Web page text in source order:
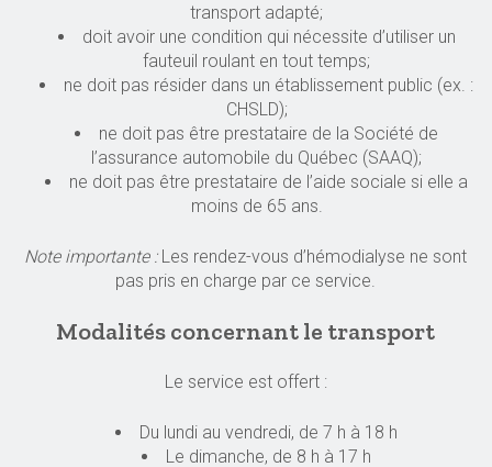
transport adapté;
doit avoir une condition qui nécessite d’utiliser un
fauteuil roulant en tout temps;
ne doit pas résider dans un établissement public (ex. :
CHSLD);
ne doit pas être prestataire de la Société de
l’assurance automobile du Québec (SAAQ);
ne doit pas être prestataire de l’aide sociale si elle a
moins de 65 ans.
Note importante : Les rendez-vous d’hémodialyse ne sont
pas pris en charge par ce service.
Modalités concernant le transport
Le service est offert :
Du lundi au vendredi, de 7 h à 18 h
Le dimanche, de 8 h à 17 h